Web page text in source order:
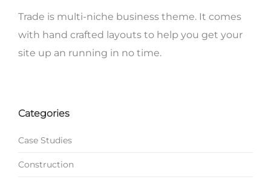
Trade is multi-niche business theme. It comes
with hand crafted layouts to help you get your
site up an running in no time.
Categories
Case Studies
Construction